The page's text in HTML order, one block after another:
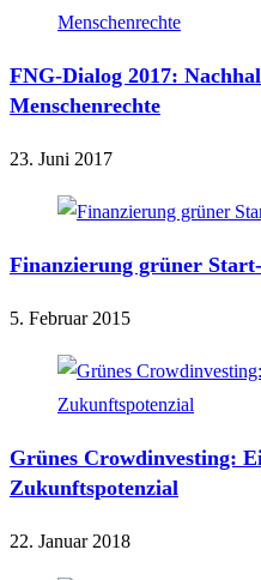
FNG-Dialog 2017:
Menschenrechte
23. Juni 2017
Finanzierung grüner
5. Februar 2015
Grünes Crowdinvesting:
Zukunftspotenzial
22. Januar 2018